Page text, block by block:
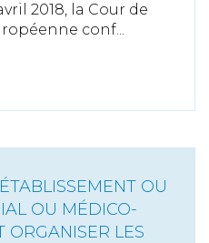
2018, la Cour de
conf...
OU
OU MÉDICO-
ORGANISER LES